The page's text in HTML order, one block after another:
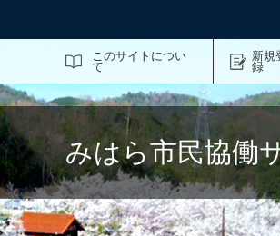
このサイトについ
て
新規
録
みはら市民協働